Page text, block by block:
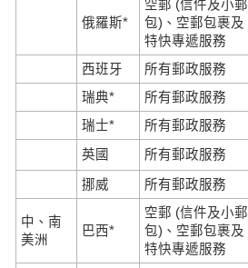
俄羅斯*
空郵 (信件及小郵
包)、空郵包裹及
特快專遞服務
西班牙
所有郵政服務
瑞典*
所有郵政服務
瑞士*
所有郵政服務
英國
所有郵政服務
挪威 所有郵政服務
中、南
美洲
巴西*
空郵 (信件及小郵
包)、空郵包裹及
特快專遞服務